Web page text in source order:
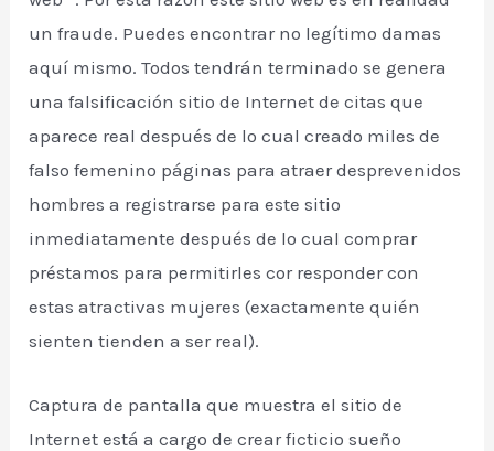
un fraude. Puedes encontrar no legítimo damas
aquí mismo. Todos tendrán terminado se genera
una falsificación sitio de Internet de citas que
aparece real después de lo cual creado miles de
falso femenino páginas para atraer desprevenidos
hombres a registrarse para este sitio
inmediatamente después de lo cual comprar
préstamos para permitirles cor responder con
estas atractivas mujeres (exactamente quién
sienten tienden a ser real).
Captura de pantalla que muestra el sitio de
Internet está a cargo de crear ficticio sueño